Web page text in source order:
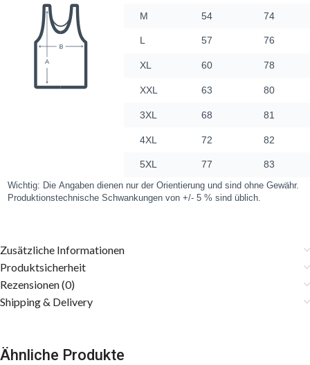
Zusätzliche Informationen
Produktsicherheit
Rezensionen (0)
Shipping & Delivery
Ähnliche Produkte